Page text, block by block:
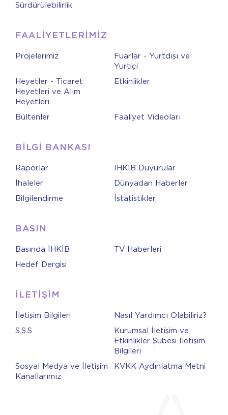
Sürdürülebilirlik
FAALİYETLERİMİZ
Projelerimiz
Fuarlar - Yurtdışı ve
Yurtiçi
Heyetler - Ticaret
Heyetleri ve Alım
Heyetleri
Etkinlikler
Bültenler Faaliyet Videoları
BİLGİ BANKASI
Raporlar
İHKİB Duyurular
İhaleler
Dünyadan Haberler
Bilgilendirme
İstatistikler
BASIN
Basında İHKİB
TV Haberleri
Hedef Dergisi
İLETİŞİM
İletişim Bilgileri
Nasıl Yardımcı Olabiliriz?
S.S.S
Kurumsal İletişim ve
Etkinlikler Şubesi İletişim
Bilgileri
Sosyal Medya ve İletişim
Kanallarımız
KVKK Aydınlatma Metni